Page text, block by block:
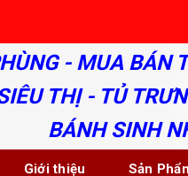
- MUA BÁN
THỊ - TỦ
BÁNH SINH
Giới thiệu Sản